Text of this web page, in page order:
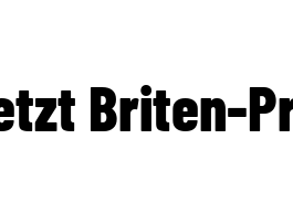
Briten-